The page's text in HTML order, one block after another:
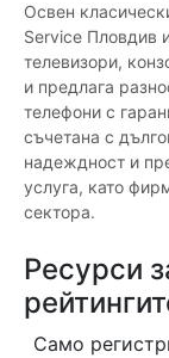
Освен
Service Пловдив
телевизори,
и предлага
телефони с
съчетана с
надеждност и
услуга, като
сектора.
Ресурси
Само